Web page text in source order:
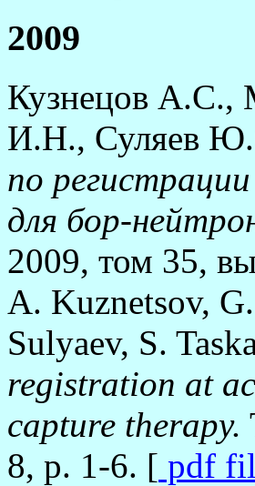
2009
Кузнецов
И.Н., Суляев
по
для бор-
2009, том 35,
A. Kuznetsov,
Sulyaev, S.
registration at
capture therapy.
8, p. 1-6. [ pdf